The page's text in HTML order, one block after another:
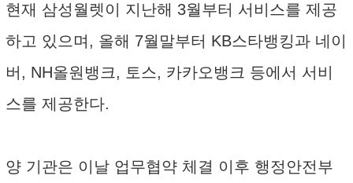
현재 삼성월렛이 지난해 3월부터 서비스를 제공
하고 있으며, 올해 7월말부터 KB스타뱅킹과 네이
버, NH올원뱅크, 토스, 카카오뱅크 등에서 서비
스를 제공한다.
양 기관은 이날 업무협약 체결 이후 행정안전부